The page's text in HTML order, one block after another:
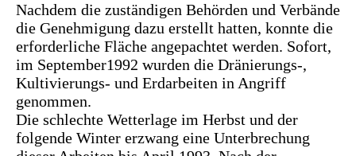
Nachdem die zuständigen Behörden und Verbände
die Genehmigung dazu erstellt hatten, konnte die
erforderliche Fläche angepachtet werden. Sofort,
im September1992 wurden die Dränierungs-,
Kultivierungs- und Erdarbeiten in Angriff
genommen.
Die schlechte Wetterlage im Herbst und der
folgende Winter erzwang eine Unterbrechung